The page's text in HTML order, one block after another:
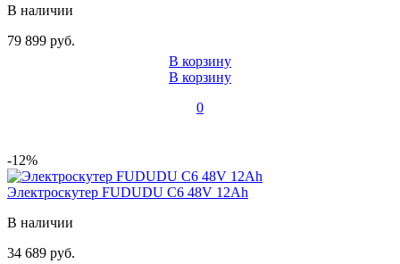
В наличии
79 899 руб.
В корзину
В корзину
0
-12%
Электроскутер FUDUDU C6 48V 12Ah
В наличии
34 689 руб.